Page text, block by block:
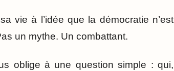
vie à l’idée que la démocratie n’est
un mythe. Un combattant.
oblige à une question simple : qui,